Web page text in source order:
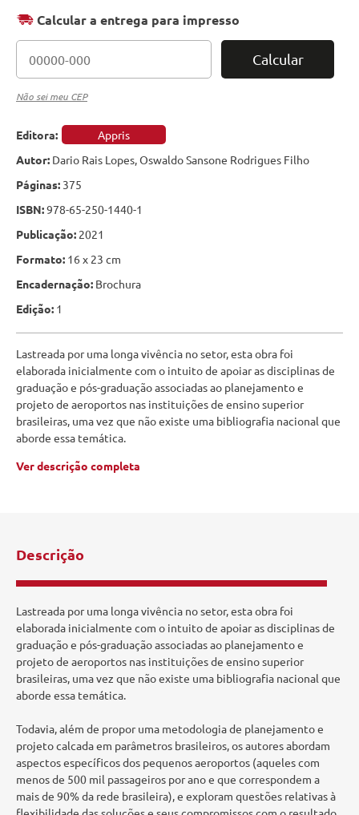
Editora:
Appris
Autor: Dario Rais Lopes, Oswaldo Sansone Rodrigues Filho
Páginas: 375
ISBN:978-65-250-1440-1
Publicação: 2021
Formato: 16 x 23 cm
Encadernação: Brochura
Edição: 1
Lastreada por uma longa vivência no setor, esta obra foi
elaborada inicialmente com o intuito de apoiar as disciplinas de
graduação e pós-graduação associadas ao planejamento e
projeto de aeroportos nas instituições de ensino superior
brasileiras, uma vez que não existe uma bibliografia nacional que
aborde essa temática.
Ver descrição completa
Calcular a entrega para impresso
Calcular
Não sei meu CEP
Descrição
Lastreada por uma longa vivência no setor, esta obra foi
elaborada inicialmente com o intuito de apoiar as disciplinas de
graduação e pós-graduação associadas ao planejamento e
projeto de aeroportos nas instituições de ensino superior
brasileiras, uma vez que não existe uma bibliografia nacional que
aborde essa temática.
Todavia, além de propor uma metodologia de planejamento e
projeto calcada em parâmetros brasileiros, os autores abordam
aspectos específicos dos pequenos aeroportos (aqueles com
menos de 500 mil passageiros por ano e que correspondem a
mais de 90% da rede brasileira), e exploram questões relativas à